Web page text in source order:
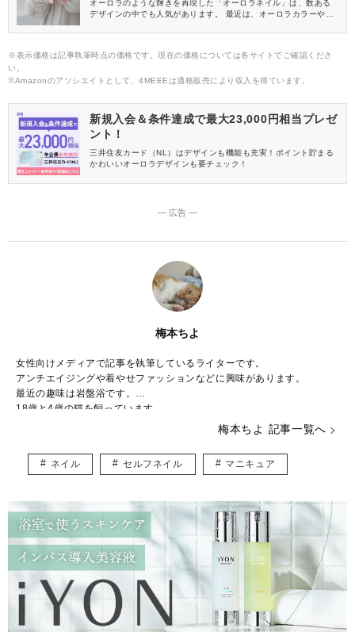
オーロラのような輝きを再現した「オーロラネイル」は、数ある
デザインの中でも人気があります。 最近は、オーロラカラーやオ
に楽しむことができますよ♡ そこで今回は、おすすめのオーロラ
※表示価格は記事執筆時点の価格です。現在の価格については各サイトでご確認くださ
い。
※Amazonのアソシエイトとして、4MEEEは適格販売により収入を得ています。
新規入会＆条件達成で最大23,000円相当プレゼ
ント！
三井住友カード（NL）はデザインも機能も充実！ポイント貯まる
かわいいオーロラデザインも要チェック！
― 広告 ―
梅本ちよ
女性向けメディアで記事を執筆しているライターです。
アンチエイジングや着やせファッションなどに興味があります。
最近の趣味は岩盤浴です。
18歳と4歳の猫を飼っています。
梅本ちよ 記事一覧へ
ネイル セルフネイル マニキュア